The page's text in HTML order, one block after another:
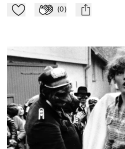
Zu Mein-TdZ hinzufügen
Applaudieren
(0) mail